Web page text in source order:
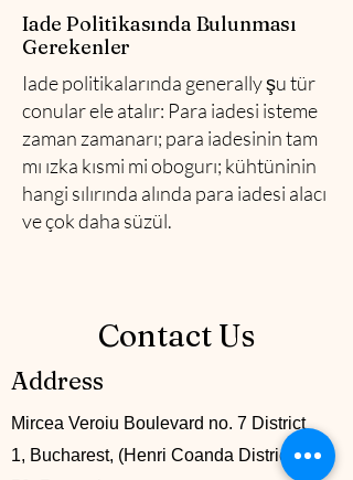
Iade Politikasında Bulunması
Gerekenler
Iade politikalarında generally şu tür
conular ele atalır: Para iadesi isteme
zaman zamanarı; para iadesinin tam
mı ızka kısmi mi obogurı; kühtüninin
hangi sılırında alında para iadesi alacı
ve çok daha süzül.
Contact Us
Address
Mircea Veroiu Boulevard no. 7 District
1, Bucharest, (Henri Coanda District), lot